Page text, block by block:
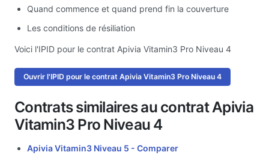
Quand commence et quand prend fin la couverture
Les conditions de résiliation
Voici l'IPID pour le contrat Apivia Vitamin3 Pro Niveau 4
Ouvrir l'IPID pour le contrat Apivia Vitamin3 Pro Niveau 4
Contrats similaires au contrat Apivia
Vitamin3 Pro Niveau 4
Apivia Vitamin3 Niveau 5 - Comparer